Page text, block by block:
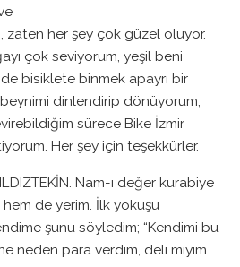
zaten her şey çok güzel oluyor.
çok seviyorum, yeşil beni
bisiklete binmek apayrı bir
dinlendirip dönüyorum,
sürece Bike İzmir
Her şey için teşekkürler.
Nam-ı değer kurabiye
hem de yerim. İlk yokuşu
şunu söyledim; “Kendimi bu
neden para verdim, deli miyim